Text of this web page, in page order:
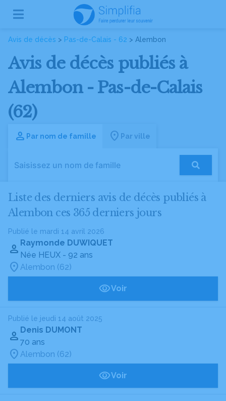
Avis de décès > Pas-de-Calais - 62 > Alembon
Avis de décès publiés à
Alembon - Pas-de-Calais
(62)
Par nom de famille Par ville
Liste des derniers avis de décès publiés à
Alembon ces 365 derniers jours
Publié le mardi 14 avril 2026
Raymonde DUWIQUET
Née HEUX - 92 ans
Alembon (62)
Voir
Publié le jeudi 14 août 2025
Denis DUMONT
70 ans
Alembon (62)
Voir